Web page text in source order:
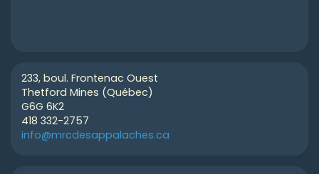
233, boul. Frontenac Ouest
Thetford Mines (Québec)
G6G 6K2
418 332-2757
info@mrcdesappalaches.ca